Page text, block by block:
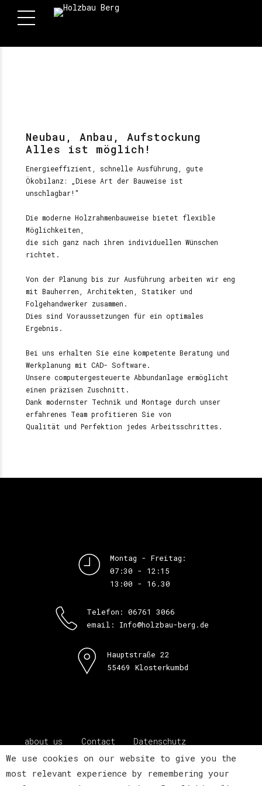
Neubau, Anbau, Aufstockung
Alles ist möglich!
Energieeffizient, schnelle Ausführung, gute
Ökobilanz: „Diese Art der Bauweise ist
unschlagbar!"
Die moderne Holzrahmenbauweise bietet flexible
Möglichkeiten,
die sich ganz nach ihren individuellen Wünschen
richtet.
Von der Planung bis zur Ausführung arbeiten wir eng
mit Bauherren, Architekten, Statiker und
Folgehandwerker zusammen.
Dies sind Voraussetzungen für ein optimales
Ergebnis.
Bei uns erhalten Sie eine kompetente Beratung und
Werkplanung mit CAD- Software.
Unsere computergesteuerte Abbundanlage ermöglicht
einen präzisen Zuschnitt.
Dank modernster Technik und Montage durch unser
erfahrenes Team profitieren Sie von
Qualität und Perfektion jedes Arbeitsschrittes.
Montag - Freitag:
07:30 - 12:15
13:00 - 16.30
Telefon: 06761 3066
email: Info@holzbau-berg.de
Hauptstraße 22
55469 Klosterkumbd
about us Contact
Datenschutz
Impressum
We use cookies on our website to give you the
most relevant experience by remembering your